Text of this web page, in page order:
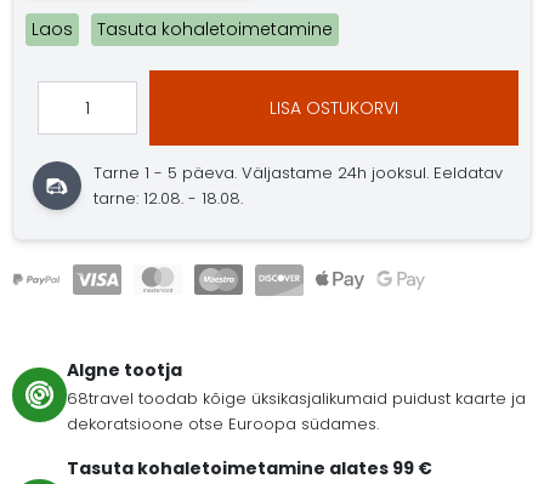
Laos Tasuta kohaletoimetamine
LISA OSTUKORVI
Tarne 1 - 5 päeva.Väljastame 24h jooksul. Eeldatav
tarne: 12.08. - 18.08.
Algne tootja
68travel toodab kõige üksikasjalikumaid puidust kaarte ja
dekoratsioone otse Euroopa südames.
Tasuta kohaletoimetamine alates 99 €